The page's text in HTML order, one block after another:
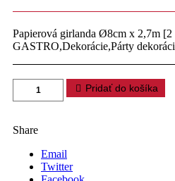
Papierová girlanda Ø8cm x 2,7m
GASTRO,Dekorácie,Párty
Pridať do košíka
Share
Email
Twitter